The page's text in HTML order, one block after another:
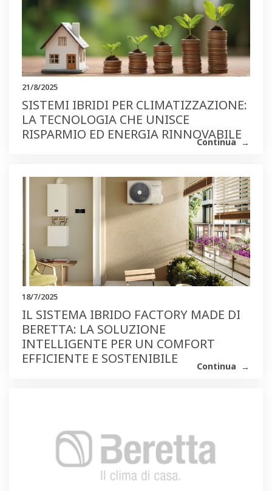
21/8/2025
SISTEMI IBRIDI PER CLIMATIZZAZIONE:
LA TECNOLOGIA CHE UNISCE
RISPARMIO ED ENERGIA RINNOVABILE
Continua
18/7/2025
IL SISTEMA IBRIDO FACTORY MADE DI
BERETTA: LA SOLUZIONE
INTELLIGENTE PER UN COMFORT
EFFICIENTE E SOSTENIBILE
Continua